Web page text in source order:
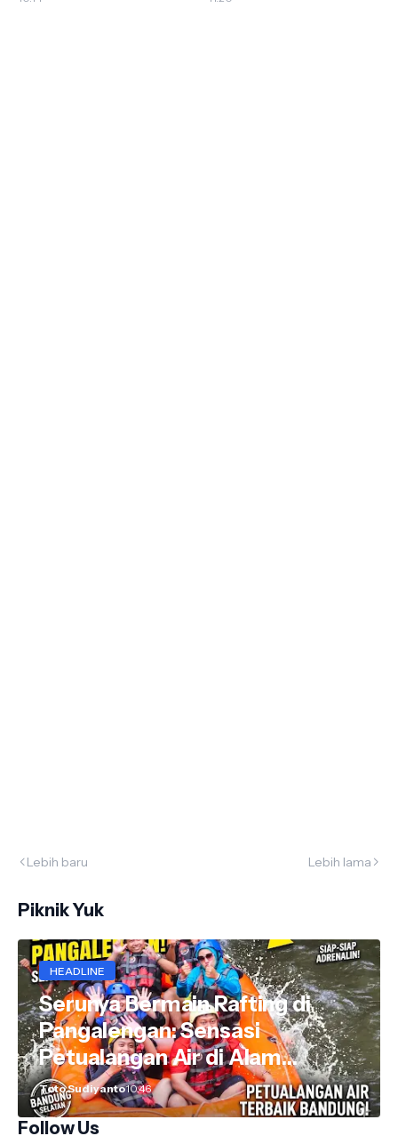
Lebih baru Lebih lama
Piknik Yuk
HEADLINE
Serunya Bermain Rafting di
Pangalengan: Sensasi
Petualangan Air di Alam
Bandung Selatan
Toto Sudiyanto10.46
Follow Us